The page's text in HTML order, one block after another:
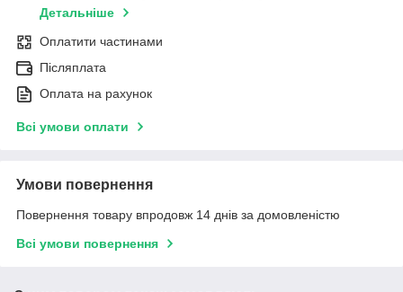
Детальніше
Оплатити частинами
Післяплата
Оплата на рахунок
Всі умови оплати
Умови повернення
Повернення товару впродовж 14 днів за домовленістю
Всі умови повернення